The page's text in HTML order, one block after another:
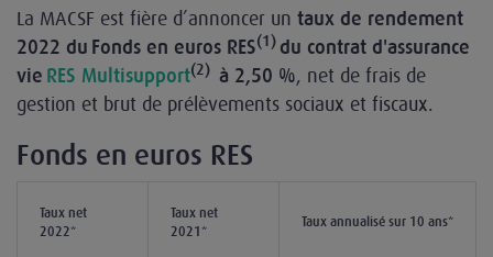
La MACSF est fière d’annoncer un taux de rendement
2022 du Fonds en euros RES(1) du contrat d'assurance
vie RES Multisupport(2) à 2,50 %, net de frais de
gestion et brut de prélèvements sociaux et fiscaux.
Fonds en euros RES
Taux net
2022*
Taux net
2021*
Taux annualisé sur 10 ans*